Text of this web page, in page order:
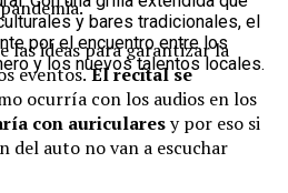
las ideas para garantizar la
eventos.El recital se
ocurría con los audios en los
con auricularesy por eso si
del auto no van a escuchar
y bares tradicionales, el
por el encuentro entre los
y los nuevos talentos locales.